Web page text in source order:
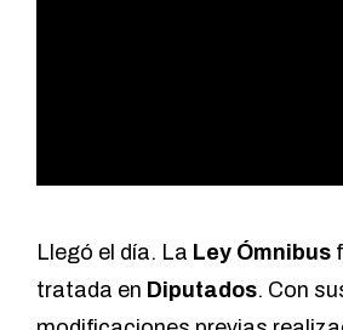
Llegó el día. La Ley Ómnibus
tratada en Diputados. Con